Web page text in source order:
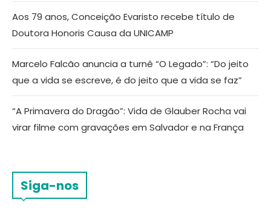
Aos 79 anos, Conceição Evaristo recebe título de
Doutora Honoris Causa da UNICAMP
Marcelo Falcão anuncia a turnê “O Legado”: “Do jeito
que a vida se escreve, é do jeito que a vida se faz”
“A Primavera do Dragão”: Vida de Glauber Rocha vai
virar filme com gravações em Salvador e na França
Siga-nos